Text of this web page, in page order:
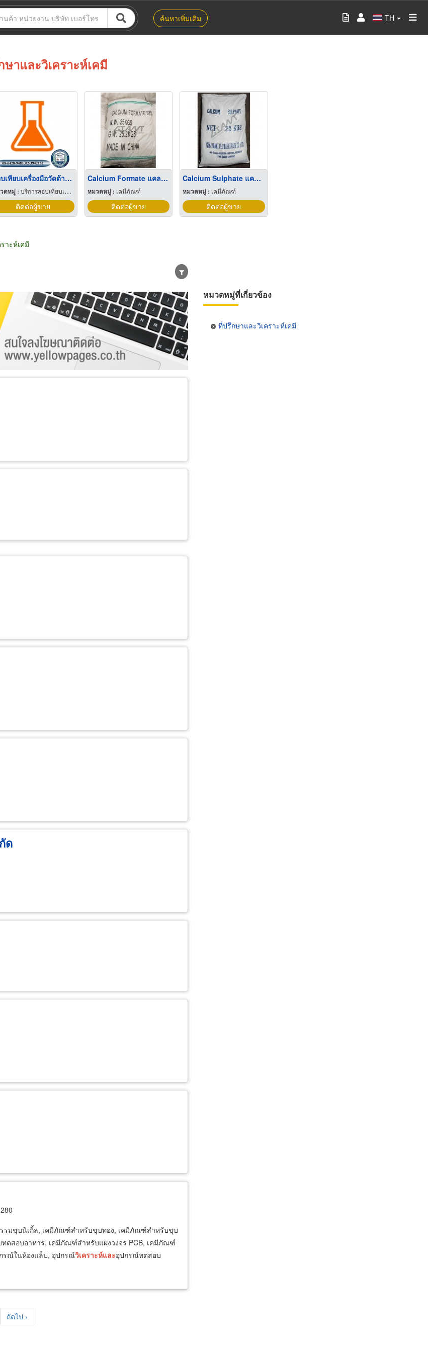
ค้นหาเพิ่มเติม TH
าและวิเคราะห์เคมี
สอบเทียบเครื่องมือวัดด้านเคมี
ดหมู่ : บริการสอบเทียบเครื่องมือวัด
ติดต่อผู้ขาย
Calcium Formate แคลเซียมฟอร์เมท
หมวดหมู่ : เคมีภัณฑ์
ติดต่อผู้ขาย
Calcium Sulphate แคลเซียมซัลเฟท
หมวดหมู่ : เคมีภัณฑ์
ติดต่อผู้ขาย
าะห์เคมี
ผู้ส่งออก/นำเข้า ธุรกิจบริการ
ด
รมชุบนิเกิ้ล, เคมีภัณฑ์สำหรับชุบทอง, เคมีภัณฑ์สำหรับชุบ
ดสอบอาหาร, เคมีภัณฑ์สำหรับแผงวงจร PCB, เคมีภัณฑ์
รณ์ในห้องแล็ป, อุปกรณ์วิเคราะห์และอุปกรณ์ทดสอบ
Next
page
ถัดไป ›
หมวดหมู่ที่เกี่ยวข้อง
ที่ปรึกษาและวิเคราะห์เคมี